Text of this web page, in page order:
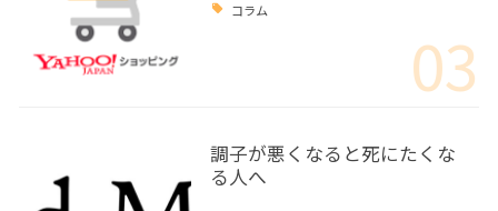
コラム
03
調子が悪くなると死にたくな
る人へ